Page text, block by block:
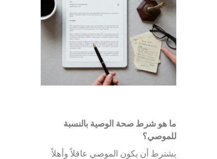
ما هو شرط صحة الوصية بالنسبة
للموصي؟
يشترط أن يكون الموصي عاقلاً وأهلاً